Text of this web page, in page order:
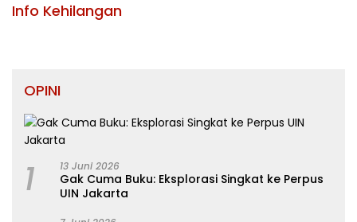
Info Kehilangan
OPINI
1 13 Juni 2026
Gak Cuma Buku: Eksplorasi Singkat ke Perpus
UIN Jakarta